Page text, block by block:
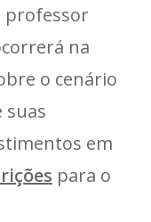
professor
na
o cenário
suas
em
para o